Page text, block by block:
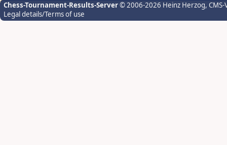
Chess-Tournament-Results-Server© 2006-2026 Heinz Herzog,
Legal details/Terms of use